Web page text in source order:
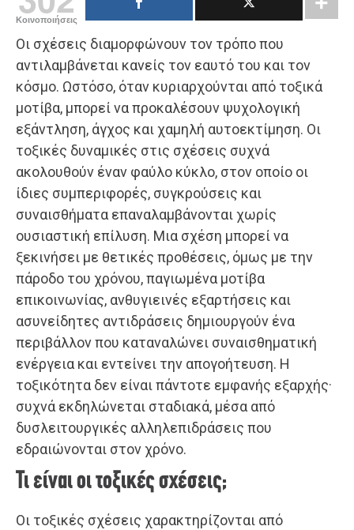
Κοινοποιήσεις
Οι σχέσεις διαμορφώνουν τον τρόπο που
αντιλαμβάνεται κανείς τον εαυτό του και τον
κόσμο. Ωστόσο, όταν κυριαρχούνται από τοξικά
μοτίβα, μπορεί να προκαλέσουν ψυχολογική
εξάντληση, άγχος και χαμηλή αυτοεκτίμηση. Οι
τοξικές δυναμικές στις σχέσεις συχνά
ακολουθούν έναν φαύλο κύκλο, στον οποίο οι
ίδιες συμπεριφορές, συγκρούσεις και
συναισθήματα επαναλαμβάνονται χωρίς
ουσιαστική επίλυση. Μια σχέση μπορεί να
ξεκινήσει με θετικές προθέσεις, όμως με την
πάροδο του χρόνου, παγιωμένα μοτίβα
επικοινωνίας, ανθυγιεινές εξαρτήσεις και
ασυνείδητες αντιδράσεις δημιουργούν ένα
περιβάλλον που καταναλώνει συναισθηματική
ενέργεια και εντείνει την απογοήτευση. Η
τοξικότητα δεν είναι πάντοτε εμφανής εξαρχής·
συχνά εκδηλώνεται σταδιακά, μέσα από
δυσλειτουργικές αλληλεπιδράσεις που
εδραιώνονται στον χρόνο.
Τι είναι οι τοξικές σχέσεις;
Οι τοξικές σχέσεις χαρακτηρίζονται από